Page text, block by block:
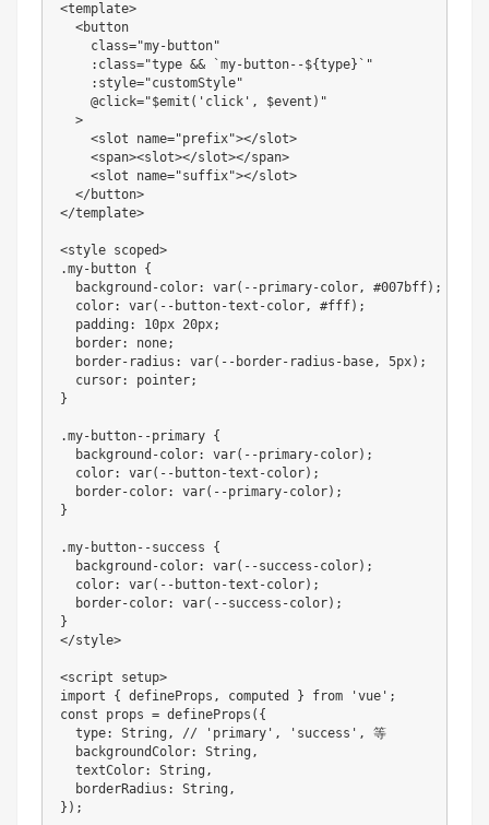
<template>
  <button
    class="my-button"
    :class="type && `my-button--${type}`"
    :style="customStyle"
    @click="$emit('click', $event)"
  >
    <slot name="prefix"></slot>
    <span><slot></slot></span>
    <slot name="suffix"></slot>
  </button>
</template>
<style scoped>
.my-button {
  background-color: var(--primary-color, #007bff);
  color: var(--button-text-color, #fff);
  padding: 10px 20px;
  border: none;
  border-radius: var(--border-radius-base, 5px);
  cursor: pointer;
}
.my-button--primary {
  background-color: var(--primary-color);
  color: var(--button-text-color);
  border-color: var(--primary-color);
}
.my-button--success {
  background-color: var(--success-color);
  color: var(--button-text-color);
  border-color: var(--success-color);
}
</style>
<script setup>
import { defineProps, computed } from 'vue';
const props = defineProps({
  type: String, // 'primary', 'success', 等
  backgroundColor: String,
  textColor: String,
  borderRadius: String,
});